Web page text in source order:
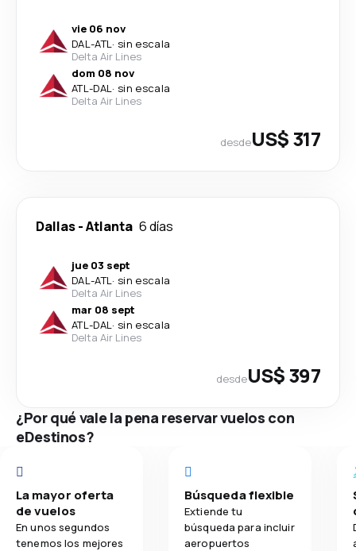
vie 06 nov
DAL-ATL· sin escala
Delta Air Lines
dom 08 nov
ATL-DAL· sin escala
Delta Air Lines
desdeUS$ 317
Dallas-Atlanta 6 días
jue 03 sept
DAL-ATL· sin escala
Delta Air Lines
mar 08 sept
ATL-DAL· sin escala
Delta Air Lines
desdeUS$ 397
¿Por qué vale la pena reservar vuelos con
eDestinos?
La mayor oferta
de vuelos
En unos segundos
tenemos los mejores
Búsqueda flexible
Extiende tu
búsqueda para incluir
aeropuertos